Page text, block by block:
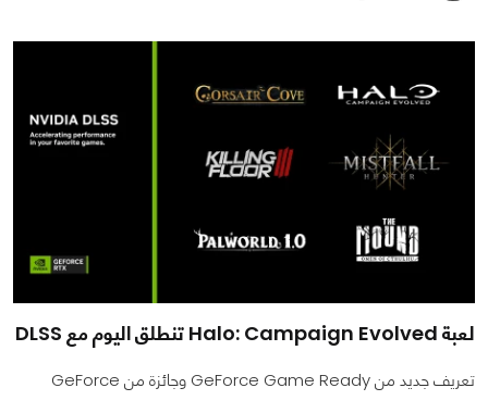
لعبة Halo: Campaign Evolved تنطلق اليوم مع DLSS
تعريف جديد من GeForce Game Ready وجائزة من GeForce